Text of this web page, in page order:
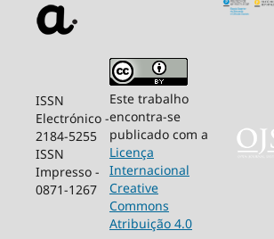
ISSN
Electrónico -
2184-5255
ISSN
Impresso -
0871-1267
Este trabalho
encontra-se
publicado com a
Licença
Internacional
Creative
Commons
Atribuição 4.0